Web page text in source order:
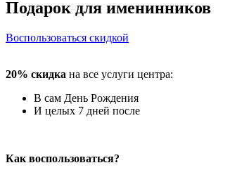
Skip
to
Подарок для именинников
Воспользоваться скидкой
20% скидка на все услуги центра:
В сам День Рождения
И целых 7 дней после
Как воспользоваться?